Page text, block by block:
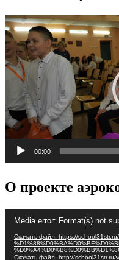
Видеоплеер
00:00
О проекте
Видеоплеер
Media error: Format(s) not
Скачать файл: https://
Скачать файл: http://